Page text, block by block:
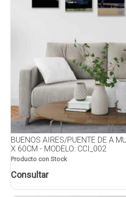
BUENOS AIRES/PUENTE DE A
X 60CM - MODELO: CCI_002
Producto con Stock
Consultar